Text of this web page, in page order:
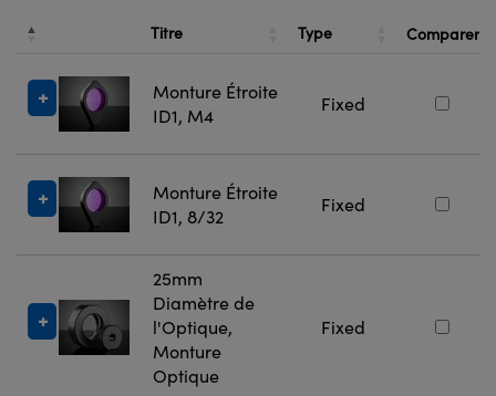
Titre Type Comparer
Monture Étroite
ID1, M4
Fixed
Monture Étroite
ID1, 8/32
Fixed
25mm
Diamètre de
l'Optique,
Monture
Optique
Fixed